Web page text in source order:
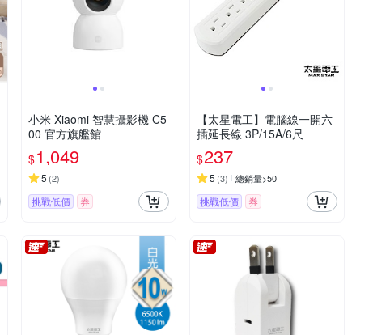
小米 Xiaomi 智慧攝影機 C5
00 官方旗艦館
$1,049
5 (2)
挑戰低價 券
【太星電工】電腦線一開六
插延長線 3P/15A/6尺
$237
5 (3) 總銷量>50
挑戰低價 券